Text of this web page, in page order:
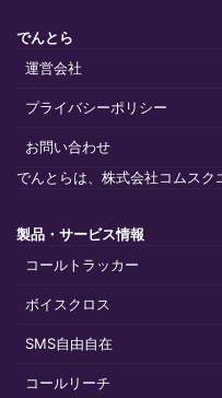
でんとら
運営会社
プライバシーポリシー
お問い合わせ
でんとらは、株式会社コムスク
製品・サービス情報
コールトラッカー
ボイスクロス
SMS自由自在
コールリーチ